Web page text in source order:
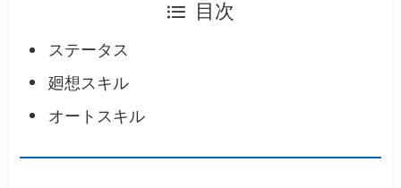
目次
ステータス
廻想スキル
オートスキル